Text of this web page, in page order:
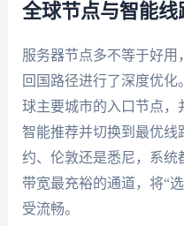
全球节点与智能线
服务器节点多不等于好
回国路径进行了深度优
球主要城市的入口节点，
智能推荐并切换到最优线
约、伦敦还是悉尼，系统
带宽最充裕的通道，将“
受流畅。